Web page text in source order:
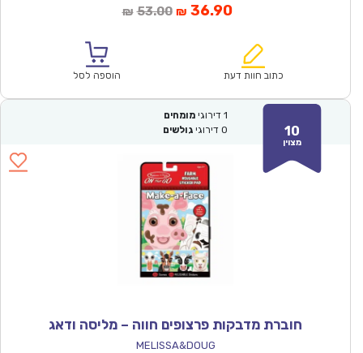
₪ 53.00המחיר
₪53.00.
₪ 36.90המחיר
הוא:
כתוב חוות דעת הוספה לסל
10
מצוין
1 דירוגי מומחים
0 דירוגי גולשים
חוברת מדבקות פרצופים חווה – מליסה ודאג
MELISSA&DOUG